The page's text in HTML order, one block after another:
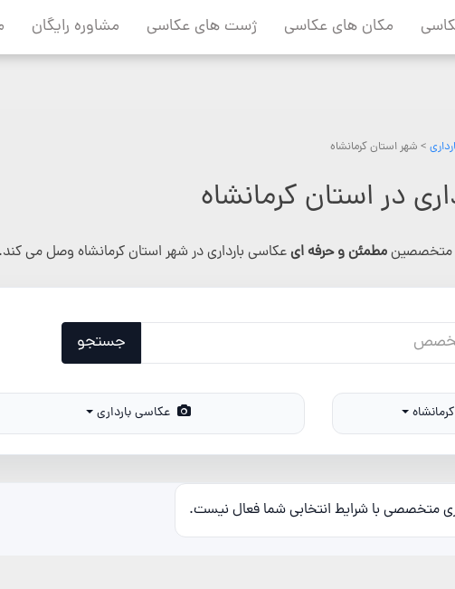
مکان های عکاسی ژست های عکاسی مشاوره رایگان
> شهر استان کرمانشاه
در استان کرمانشاه
متخصصینمطمئن و حرفه ایعکاسی بارداری در شهر استان کرمانشاه وصل می کند.
جستجو
عکاسی بارداری
متخصصی با شرایط انتخابی شما فعال نیست.